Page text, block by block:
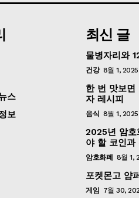
스
보
최신 글
물병자리와
건강 8월 1, 2025
한 번 맛보면
자 레시피
음식 8월 1, 2025
2025년 암호
야 할 코인과
암호화폐 8월 1,
포켓몬고 얌
게임 7월 30,